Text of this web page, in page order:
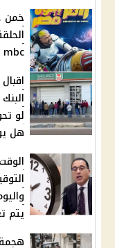
خمن
mbc مصر هل تكون فيفي عبده الضحية؟
هل
يتم